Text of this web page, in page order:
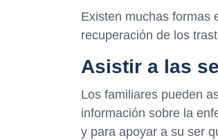
Existen muchas formas
recuperación de los
Asistir a las
Los familiares pueden
información sobre la
y para apoyar a su ser